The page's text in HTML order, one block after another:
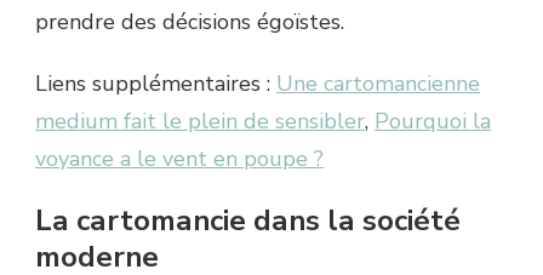
prendre des décisions égoïstes.
Liens supplémentaires : Une cartomancienne
medium fait le plein de sensibler, Pourquoi la
voyance a le vent en poupe ?
La cartomancie dans la société
moderne